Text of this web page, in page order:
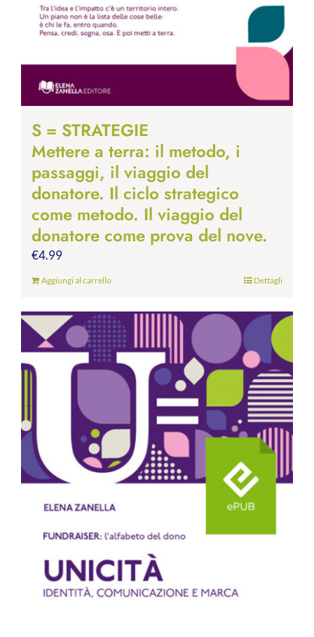
S = STRATEGIE
Mettere a terra: il metodo, i
passaggi, il viaggio del
donatore. Il ciclo strategico
come metodo. Il viaggio del
donatore come prova del nove.
€4.99
Aggiungi al carrello Dettagli